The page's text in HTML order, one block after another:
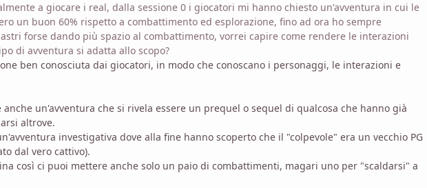
a giocare i real, dalla sessione 0 i giocatori mi hanno chiesto un'avventura in cui le
un buon 60% rispetto a combattimento ed esplorazione, fino ad ora ho sempre
forse dando più spazio al combattimento, vorrei capire come rendere le interazioni
di avventura si adatta allo scopo?
ben conosciuta dai giocatori, in modo che conoscano i personaggi, le interazioni e
anche un'avventura che si rivela essere un prequel o sequel di qualcosa che hanno già
altrove.
investigativa dove alla fine hanno scoperto che il "colpevole" era un vecchio PG
dal vero cattivo).
così ci puoi mettere anche solo un paio di combattimenti, magari uno per "scaldarsi" a